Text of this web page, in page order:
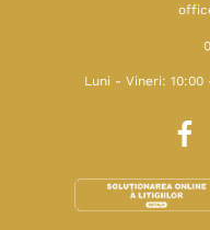
Luni - Vineri: 10:00